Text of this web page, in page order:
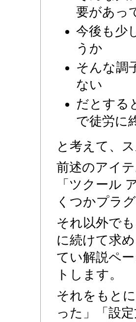
要があっ
今後も少
うか
そんな調
ない
だとする
で徒労に
と考えて、
前述のアイ
「ツクール
くつかプラ
それ以外で
に続けて求
てい解説ペ
トします。
それをもと
った」「設